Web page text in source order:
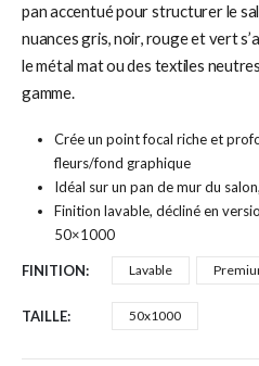
pan accentué pour structurer le
nuances gris, noir, rouge et vert
le métal mat ou des textiles
gamme.
Crée un point focal riche et
fleurs/fond graphique
Idéal sur un pan de mur du
Finition lavable, décliné en
50×1000
FINITION Lavable
TAILLE 50x1000